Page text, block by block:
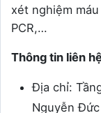
xét nghiệm
PCR,…
Thông tin liên
Địa chỉ:
Nguyễn Đức